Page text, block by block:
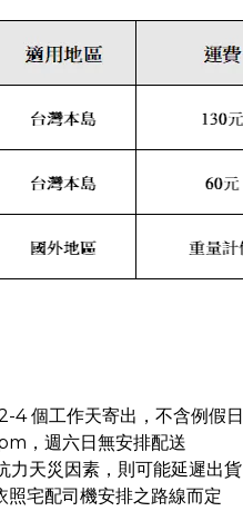
4 個工作天寄出，不含例假日
，週六日無安排配送
力天災因素，則可能延遲出貨
宅配司機安排之路線而定